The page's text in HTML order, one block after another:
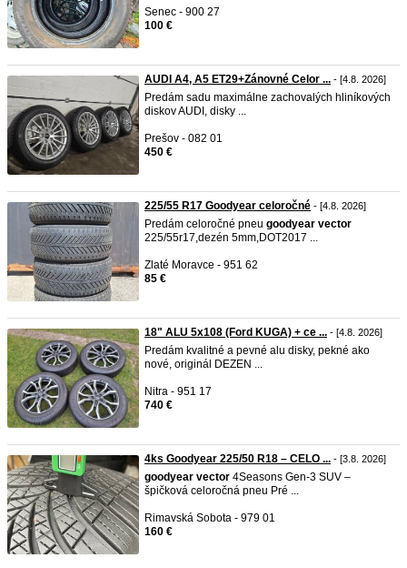
Senec - 900 27
100 €
AUDI A4, A5 ET29+Zánovné Celor ... - [4.8. 2026]
Predám sadu maximálne zachovalých hliníkových
diskov AUDI, disky ...
Prešov - 082 01
450 €
225/55 R17 Goodyear celoročné - [4.8. 2026]
Predám celoročné pneu goodyear vector
225/55r17,dezén 5mm,DOT2017 ...
Zlaté Moravce - 951 62
85 €
18" ALU 5x108 (Ford KUGA) + ce ... - [4.8. 2026]
Predám kvalitné a pevné alu disky, pekné ako
nové, originál DEZEN ...
Nitra - 951 17
740 €
4ks Goodyear 225/50 R18 – CELO ... - [3.8. 2026]
goodyear vector 4Seasons Gen-3 SUV –
špičková celoročná pneu Pré ...
Rimavská Sobota - 979 01
160 €